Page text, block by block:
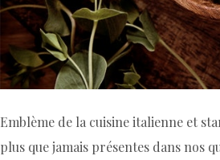
Emblème de la cuisine italienne et
plus que jamais présentes dans nos